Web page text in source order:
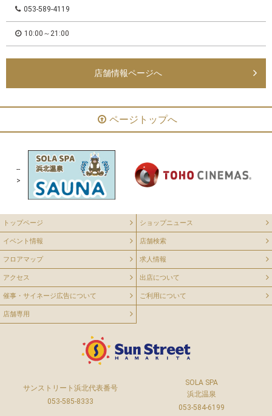
053-589-4119
10:00～21:00
店舗情報ページへ
ページトップへ
--
>
トップページ ショップニュース
イベント情報 店舗検索
フロアマップ 求人情報
アクセス 出店について
催事・サイネージ広告について ご利用について
店舗専用
サンストリート浜北代表番号
053-585-8333
SOLA SPA
浜北温泉
053-584-6199